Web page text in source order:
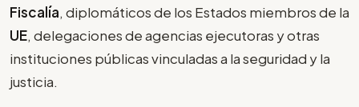
Fiscalía, diplomáticos de los Estados miembros de la
UE, delegaciones de agencias ejecutoras y otras
instituciones públicas vinculadas a la seguridad y la
justicia.